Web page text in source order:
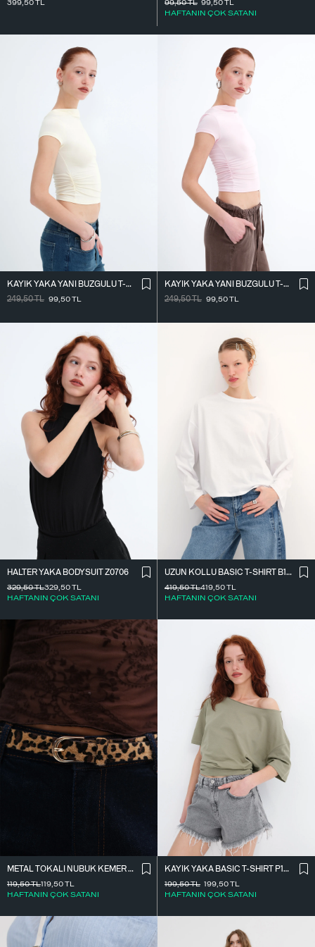
399,50TL 99,50TL
HAFTANIN ÇOK SATANI
99,50TL
KAYIK YAKA YANI BÜZGÜLÜ T-SHIRT P0653
249,50TL 99,50TL
KAYIK YAKA YANI BÜZGÜLÜ T-SHIRT P0653
249,50TL 99,50TL
HALTER YAKA BODYSUIT Z0706
329,50TL
HAFTANIN ÇOK SATANI
329,50TL
UZUN KOLLU BASIC T-SHIRT B10571
419,50TL
HAFTANIN ÇOK SATANI
419,50TL
METAL TOKALI NUBUK KEMER K2003-1
119,50TL
HAFTANIN ÇOK SATANI
119,50TL
KAYIK YAKA BASIC T-SHIRT P1822
199,50TL
HAFTANIN ÇOK SATANI
199,50TL